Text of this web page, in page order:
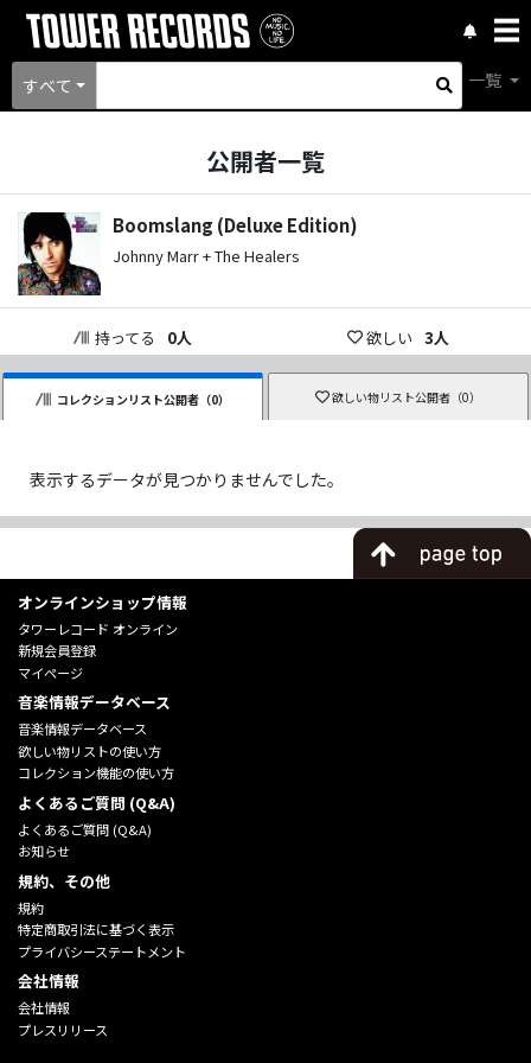
すべて 一覧
公開者一覧
Boomslang (Deluxe Edition)
Johnny Marr + The Healers
持ってる 0人 欲しい 3人
コレクションリスト公開者（0） 欲しい物リスト公開者（0）
表示するデータが見つかりませんでした。
オンラインショップ情報
タワーレコード オンライン
新規会員登録
マイページ
音楽情報データベース
音楽情報データベース
欲しい物リストの使い方
コレクション機能の使い方
よくあるご質問 (Q&A)
よくあるご質問 (Q&A)
お知らせ
規約、その他
規約
特定商取引法に基づく表示
プライバシーステートメント
会社情報
会社情報
プレスリリース